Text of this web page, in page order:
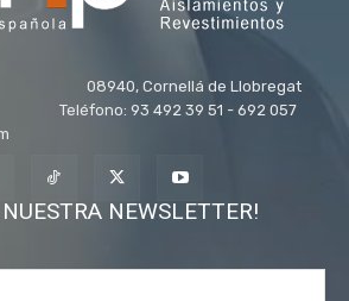
08940, Cornellá de Llobregat
93 492 39 51 - 692 057
NUESTRA NEWSLETTER!